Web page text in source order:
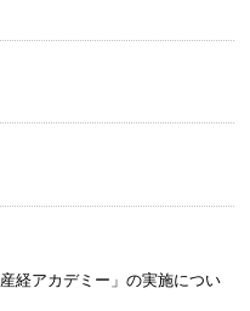
経アカデミー」の実施につい